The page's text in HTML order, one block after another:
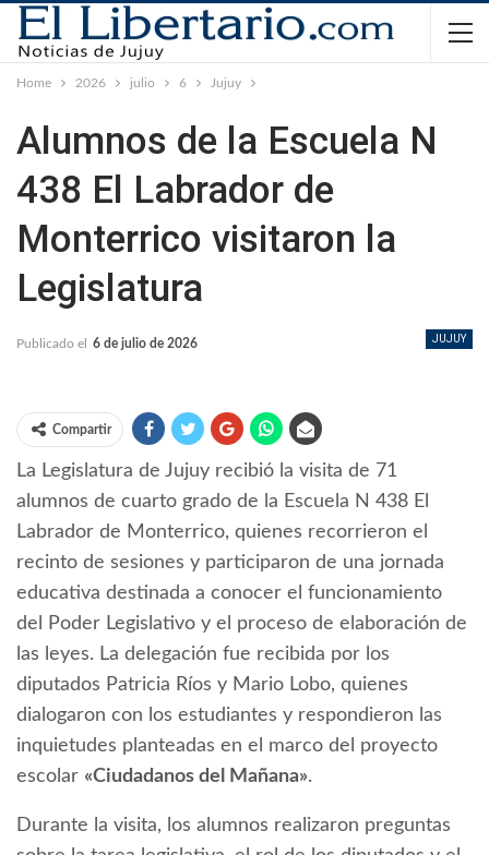
Home 2026 julio 6 Jujuy
Alumnos de la Escuela N
438 El Labrador de
Monterrico visitaron la
Legislatura
JUJUY
Publicado el 6 de julio de 2026
Compartir
La Legislatura de Jujuy recibió la visita de 71
alumnos de cuarto grado de la Escuela N 438 El
Labrador de Monterrico, quienes recorrieron el
recinto de sesiones y participaron de una jornada
educativa destinada a conocer el funcionamiento
del Poder Legislativo y el proceso de elaboración de
las leyes. La delegación fue recibida por los
diputados Patricia Ríos y Mario Lobo, quienes
dialogaron con los estudiantes y respondieron las
inquietudes planteadas en el marco del proyecto
escolar «Ciudadanos del Mañana».
Durante la visita, los alumnos realizaron preguntas